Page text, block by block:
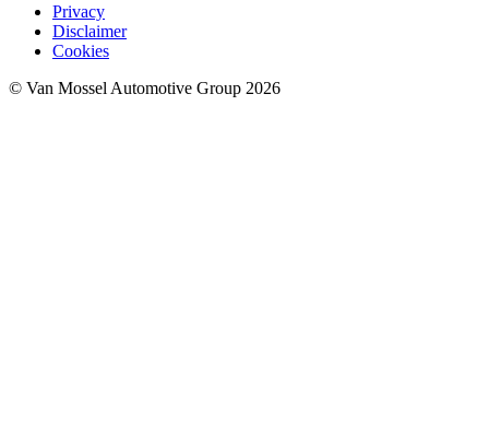
Privacy
Disclaimer
Cookies
© Van Mossel Automotive Group 2026